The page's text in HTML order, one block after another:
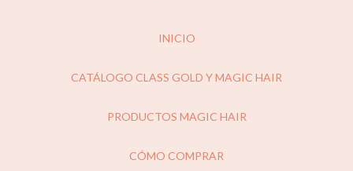
INICIO
CATÁLOGO CLASS GOLD Y MAGIC HAIR
PRODUCTOS MAGIC HAIR
CÓMO COMPRAR